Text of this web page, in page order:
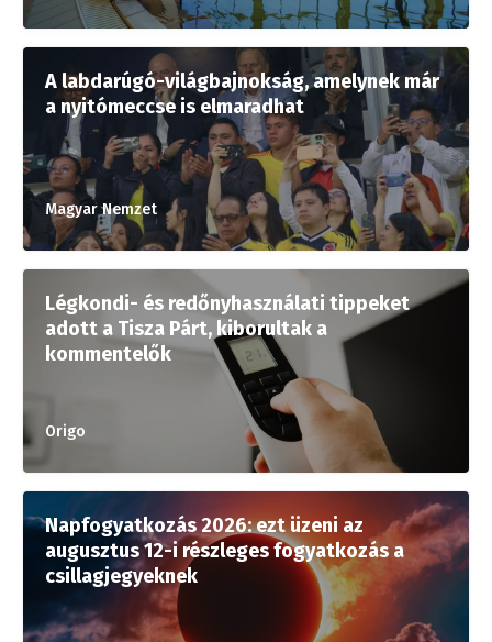
A labdarúgó-világbajnokság, amelynek már
a nyitómeccse is elmaradhat
Magyar Nemzet
Légkondi- és redőnyhasználati tippeket
adott a Tisza Párt, kiborultak a
kommentelők
Origo
Napfogyatkozás 2026: ezt üzeni az
augusztus 12-i részleges fogyatkozás a
csillagjegyeknek